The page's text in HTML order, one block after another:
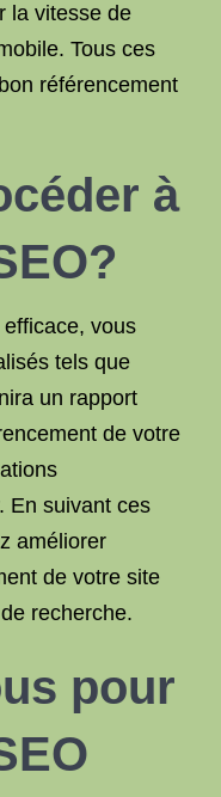
la vitesse de
Tous ces
référencement
à
vous
tels que
un rapport
de votre
En suivant ces
améliorer
de votre site
recherche.
pour